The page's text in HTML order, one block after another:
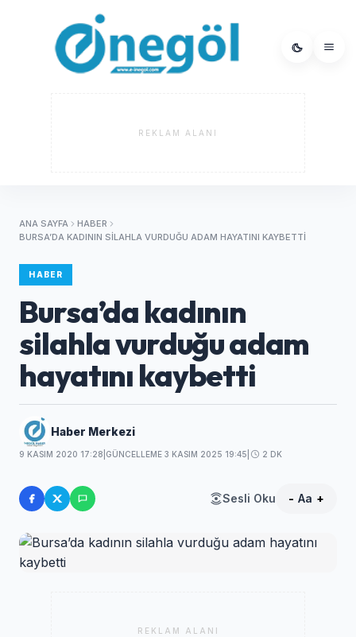
REKLAM ALANI
ANA SAYFA
HABER
BURSA’DA KADININ SILAHLA VURDUĞU ADAM HAYATINI KAYBETTI
HABER
Bursa’da kadının
silahla vurduğu adam
hayatını kaybetti
Haber Merkezi
9 KASIM 2020 17:28 GÜNCELLEME 3 KASIM 2025 19:45 2 DK
Sesli Oku - Aa +
REKLAM ALANI